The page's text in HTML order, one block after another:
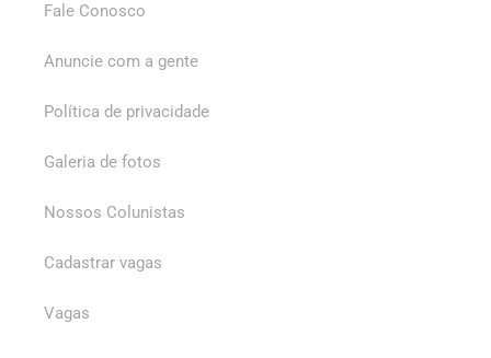
Fale Conosco
Anuncie com a gente
Política de privacidade
Galeria de fotos
Nossos Colunistas
Cadastrar vagas
Vagas